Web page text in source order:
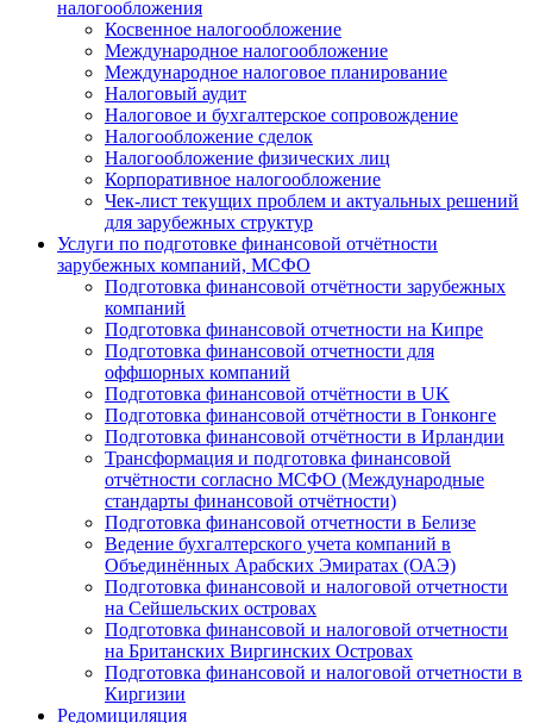
налогообложения
Косвенное налогообложение
Международное налогообложение
Международное налоговое планирование
Налоговый аудит
Налоговое и бухгалтерское сопровождение
Налогообложение сделок
Налогообложение физических лиц
Корпоративное налогообложение
Чек-лист текущих проблем и актуальных решений
для зарубежных структур
Услуги по подготовке финансовой отчётности
зарубежных компаний, МСФО
Подготовка финансовой отчётности зарубежных
компаний
Подготовка финансовой отчетности на Кипре
Подготовка финансовой отчетности для
оффшорных компаний
Подготовка финансовой отчётности в UK
Подготовка финансовой отчётности в Гонконге
Подготовка финансовой отчётности в Ирландии
Трансформация и подготовка финансовой
отчётности согласно МСФО (Международные
стандарты финансовой отчётности)
Подготовка финансовой отчетности в Белизе
Ведение бухгалтерского учета компаний в
Объединённых Арабских Эмиратах (ОАЭ)
Подготовка финансовой и налоговой отчетности
на Сейшельских островах
Подготовка финансовой и налоговой отчетности
на Британских Виргинских Островах
Подготовка финансовой и налоговой отчетности в
Киргизии
Редомициляция